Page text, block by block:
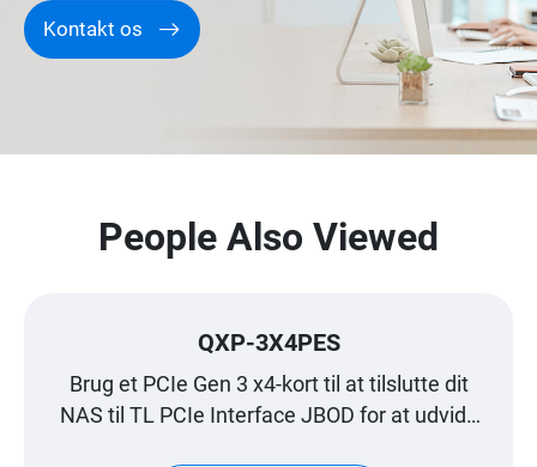
Kontakt os
People Also Viewed
QXP-3X4PES
Brug et PCIe Gen 3 x4-kort til at tilslutte dit
NAS til TL PCIe Interface JBOD for at udvide